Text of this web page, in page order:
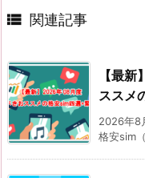
 関連記事
【最
ススメ
2026年8
格安sim